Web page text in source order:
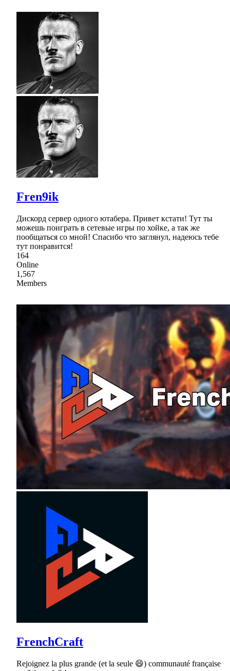
Fren9ik
Дискорд сервер одного ютабера. Привет кстати! Тут ты
можешь поиграть в сетевые игры по хойке, а так же
пообщаться со мной! Спасибо что заглянул, надеюсь тебе
тут понравится!
164
Online
1,567
Members
FrenchCraft
Rejoignez la plus grande (et la seule 😄) communauté française